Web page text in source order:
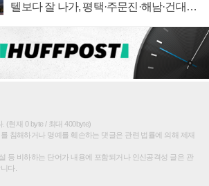
텔보다 잘 나가, 평택·주문진·해남·건대로
(현재 0 byte / 최대 400byte)
침해하거나 명예를 훼손하는 댓글은 관련 법률에 의해 제재
등 비하하는 단어가 내용에 포함되거나 인신공격성 글은 관
다.